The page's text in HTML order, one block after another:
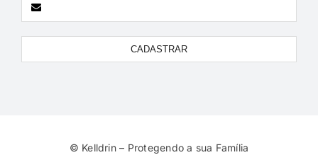
CADASTRAR
© Kelldrin – Protegendo a sua Família